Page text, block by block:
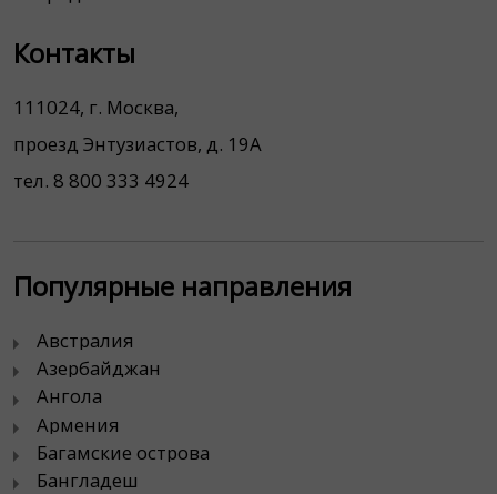
Контакты
111024, г. Москва,
проезд Энтузиастов, д. 19А
тел. 8 800 333 4924
Популярные направления
Австралия
Азербайджан
Ангола
Армения
Багамские острова
Бангладеш